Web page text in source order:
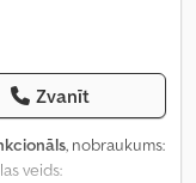
Zvanīt
, nobraukums:
veids: